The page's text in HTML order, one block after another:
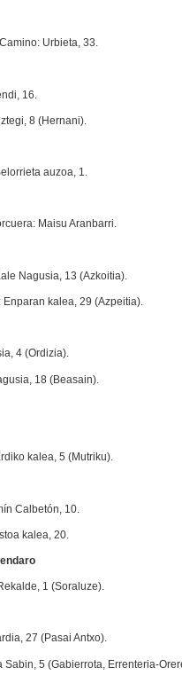
Urbieta, 33.
16.
8 (Hernani).
auzoa, 1.
Maisu Aranbarri.
Nagusia, 13 (Azkoitia).
kalea, 29 (Azpeitia).
4 (Ordizia).
18 (Beasain).
kalea, 5 (Mutriku).
Calbetón, 10.
kalea, 20.
1 (Soraluze).
27 (Pasai Antxo).
Sabin, 5 (Gabierrota, Errenteria-